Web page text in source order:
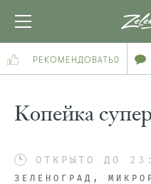
РЕКОМЕНДОВАТЬ0
Копейка
ОТКРЫТО ДО
ЗЕЛЕНОГРАД,